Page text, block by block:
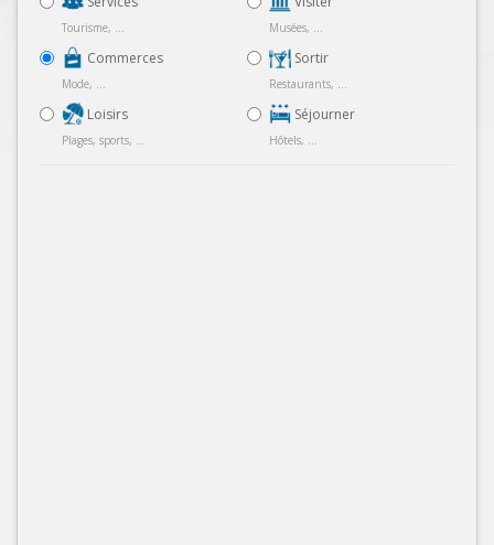
Tourisme, ...
Commerces
Mode, ...
Loisirs
Plages, sports, ...
Musées, ...
Sortir
Restaurants, ...
Séjourner
Hôtels, ...